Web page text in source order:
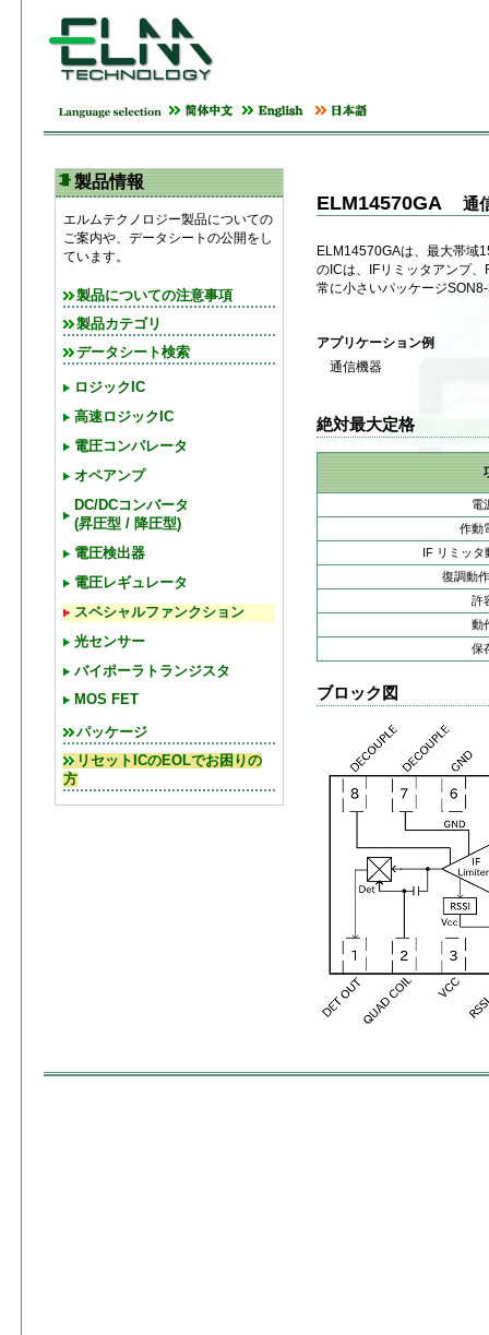
製品情報
エルムテクノロジー製品についての
ご案内や、データシートの公開をし
ています。
製品についての注意事項
製品カテゴリ
データシート検索
ロジックIC
高速ロジックIC
電圧コンパレータ
オペアンプ
DC/DCコンバータ
(昇圧型 / 降圧型)
電圧検出器
電圧レギュレータ
スペシャルファンクション
光センサー
バイポーラトランジスタ
MOS FET
パッケージ
リセットICのEOLでお困りの
方
ELM14570GA 通
ELM14570GAは、最大帯域
のICは、IFリミッタアンプ
常に小さいパッケージ
アプリケーション例
通信機器
絶対最大定格
電
作動
IF リミッタ
復調動
許
動
保
ブロック図